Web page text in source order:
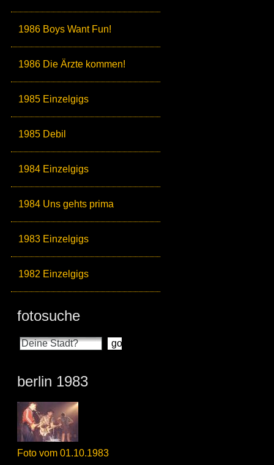
1986 Boys Want Fun!
1986 Die Ärzte kommen!
1985 Einzelgigs
1985 Debil
1984 Einzelgigs
1984 Uns gehts prima
1983 Einzelgigs
1982 Einzelgigs
fotosuche
berlin 1983
Foto vom 01.10.1983